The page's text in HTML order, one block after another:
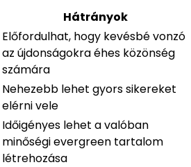
Hátrányok
Előfordulhat, hogy kevésbé vonzó
az újdonságokra éhes közönség
számára
Nehezebb lehet gyors sikereket
elérni vele
Időigényes lehet a valóban
minőségi evergreen tartalom
létrehozása